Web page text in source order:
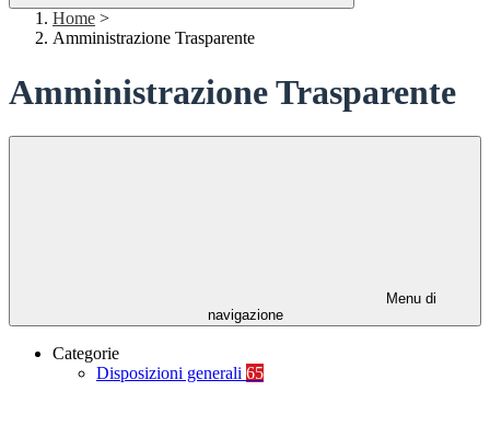
Home >
Amministrazione Trasparente
Amministrazione Trasparente
Menu di
navigazione
Categorie
Disposizioni generali 65